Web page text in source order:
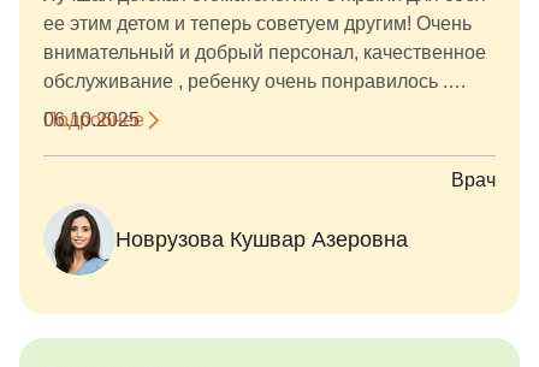
ее этим детом и теперь советуем другим! Очень
внимательный и добрый персонал, качественное
обслуживание , ребенку очень понравилось .
Много оригинальных фишек) Особую
Новрузовой Кушвар Азеровне. Очень добрая,
Подробнее
06.10.2025
Врач
Новрузова Кушвар Азеровна